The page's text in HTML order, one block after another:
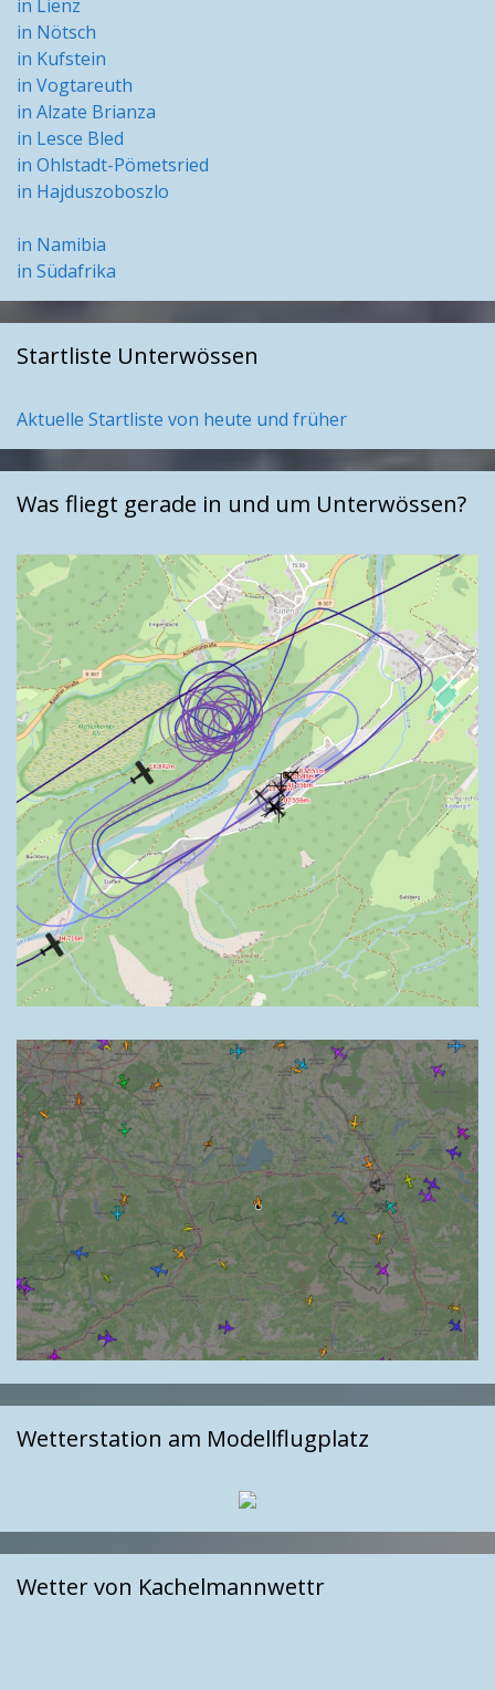
in Lienz
in Nötsch
in Kufstein
in Vogtareuth
in Alzate Brianza
in Lesce Bled
in Ohlstadt-Pömetsried
in Hajduszoboszlo
in Namibia
in Südafrika
Startliste Unterwössen
Aktuelle Startliste von heute und früher
Was fliegt gerade in und um Unterwössen?
Wetterstation am Modellflugplatz
Wetter von Kachelmannwettr